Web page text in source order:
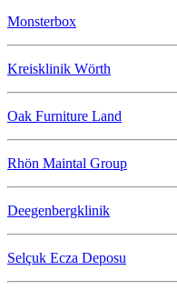
Monsterbox
Kreisklinik Wörth
Oak Furniture Land
Rhön Maintal Group
Deegenbergklinik
Selçuk Ecza Deposu